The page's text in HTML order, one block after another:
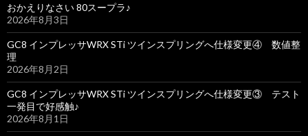
おかえりなさい 80スープラ♪
2026年8月3日
GC8 インプレッサWRX STi ツインスプリングへ仕様変更④ 数値整
理
2026年8月2日
GC8 インプレッサWRX STi ツインスプリングへ仕様変更③ テスト
一発目で好感触♪
2026年8月1日